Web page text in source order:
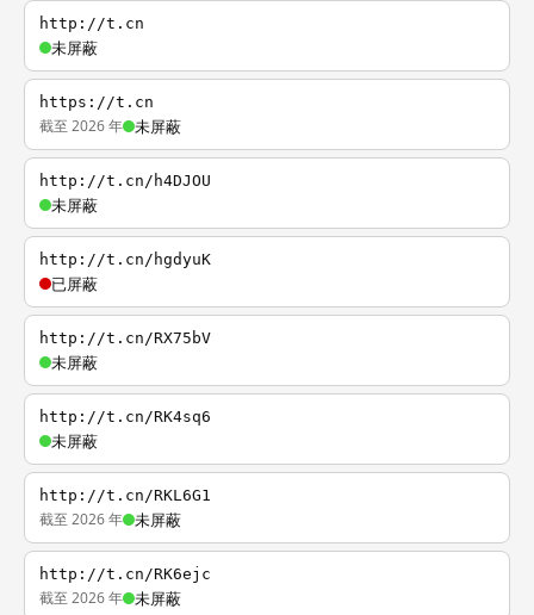
http://t.cn
未屏蔽
https://t.cn
截至 2026 年 未屏蔽
http://t.cn/h4DJOU
未屏蔽
http://t.cn/hgdyuK
已屏蔽
http://t.cn/RX75bV
未屏蔽
http://t.cn/RK4sq6
未屏蔽
http://t.cn/RKL6G1
截至 2026 年 未屏蔽
http://t.cn/RK6ejc
截至 2026 年 未屏蔽